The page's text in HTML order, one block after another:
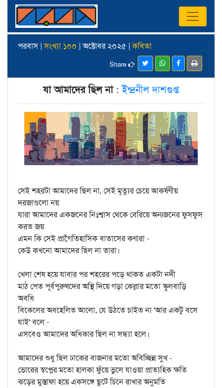
পরবাস |সংখ্যা ১০০ | অক্টোবর ২০২৫ |কবিতা
Share
যা আমাদের ছিল না:ইন্দ্রনীল দাশগুপ্ত
সেই শহরটা আমাদের ছিল না, সেই মৃত্যুর চেয়ে আকর্ষণীয়
দরজাগুলো নয়
যারা আমাদের একজনের নিঃশ্বাস থেকে বেরিয়ে অন্যজনের ফুসফুস
করত জয়
এমন কি সেই প্রাগৈতিহাসিক বাতাসের কণারা -
কেউ কখনো আমাদের ছিল না তারা।
খেলা শেষ হয়ে যাবার পর শহরের পড়ে থাকত একটা নদী
মাঠ পেত পূর্বপুরুষদের অস্থি দিয়ে গড়া কেল্লার মতো স্কুলবাড়ি
অবধি
বিকেলের অবহেলিত আলো, যে উঠতে চাইত না 'আর একটু বসে
যাই' বলে -
এসবেও আমাদের অধিকার ছিল না সন্ধ্যা হলে।
আমাদের শুধু ছিল ঢাকের বাজনার মতো অবিচ্ছিন্ন সুখ -
ভোরের স্বপ্নের মতো হালকা ফুঁয়ে ভুলে যাওয়া প্রাত্যহিক ক্ষতি
ঝড়ের মুস্তাফা হয়ে একসঙ্গে ছুটে চিনে রাখার অনুমতি